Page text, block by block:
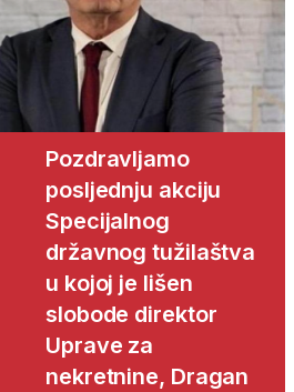
Pozdravljamo
posljednju akciju
Specijalnog
državnog tužilaštva
u kojoj je lišen
slobode direktor
Uprave za
nekretnine, Dragan